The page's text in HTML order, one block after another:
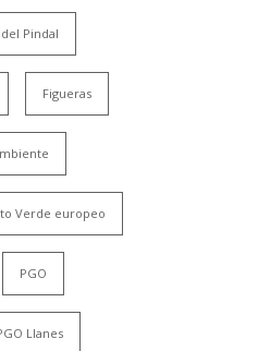
Pindal
Figueras
Verde europeo
PGO
Llanes